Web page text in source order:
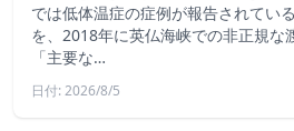
では低体温症の症例が報告されてい
を、2018年に英仏海峡での非正規な
「主要な…
日付: 2026/8/5